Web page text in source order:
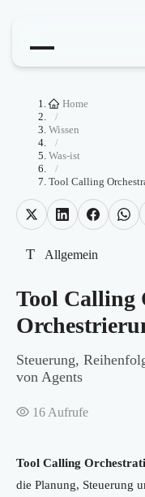
Home
/
Wissen
/
Was-ist
/
Tool Calling
T Allgemein
Tool Calling
Steuerung,
von Agents
16 Aufrufe
Tool Calling
die Planung, Steuerung